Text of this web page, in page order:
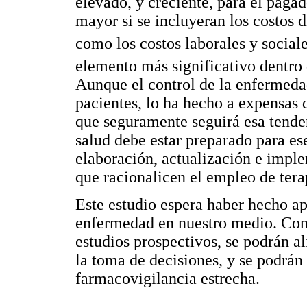
mayor si se incluyeran los costos
como los costos laborales y
elemento más significativo
Aunque el control de la
pacientes, lo ha hecho a
que seguramente seguirá esa
salud debe estar preparado para
elaboración, actualización e
que racionalicen el empleo de
Este estudio espera haber hecho
enfermedad en nuestro medio.
estudios prospectivos, se podrán
la toma de decisiones, y se
farmacovigilancia estrecha.